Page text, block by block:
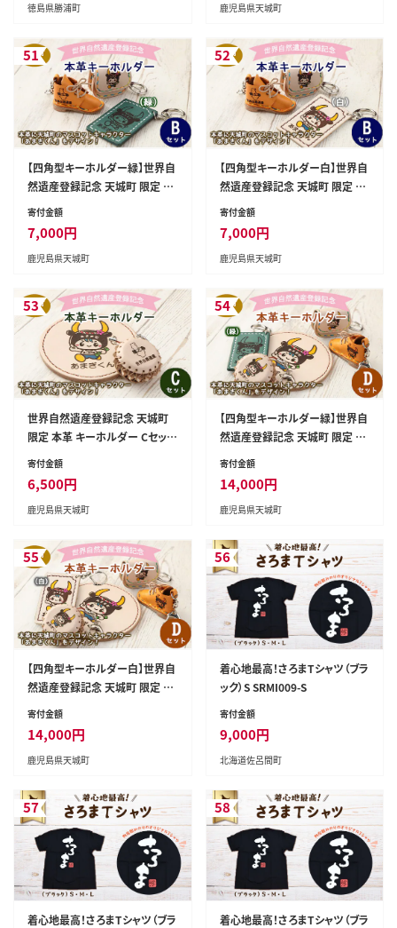
徳島県勝浦町 鹿児島県天城町
51
【四角型キーホルダー緑】世界自
然遺産登録記念 天城町 限定 本
革 キーホルダー Bセット マスコ
2-A-N
寄付金額
7,000円
鹿児島県天城町
52
【四角型キーホルダー白】世界自
然遺産登録記念 天城町 限定 本
革 キーホルダー Bセット マスコ
2-B-N
寄付金額
7,000円
鹿児島県天城町
53
世界自然遺産登録記念 天城町
限定 本革 キーホルダー Cセット
マスコットキャラクター あまぎく
ん BG-3-N
寄付金額
6,500円
鹿児島県天城町
54
【四角型キーホルダー緑】世界自
然遺産登録記念 天城町 限定 本
革 キーホルダー Dセット マスコ
ットキャラクター あまぎくん BG-
4-A-N
寄付金額
14,000円
鹿児島県天城町
55
【四角型キーホルダー白】世界自
然遺産登録記念 天城町 限定 本
革 キーホルダー Dセット マスコ
ットキャラクター あまぎくん BG-
4-B-N
寄付金額
14,000円
鹿児島県天城町
56
着心地最高！さろまTシャツ（ブラ
ック）S SRMI009-S
寄付金額
9,000円
北海道佐呂間町
57
着心地最高！さろまTシャツ（ブラ
58
着心地最高！さろまTシャツ（ブラ